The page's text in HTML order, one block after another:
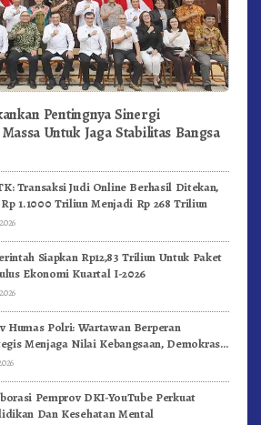
Pentingnya Sinergi
Untuk Jaga Stabilitas Bangsa
Transaksi Judi Online Berhasil Ditekan,
1.1000 Triliun Menjadi Rp 268 Triliun
Siapkan Rp12,83 Triliun Untuk Paket
Ekonomi Kuartal I-2026
Humas Polri: Wartawan Berperan
Menjaga Nilai Kebangsaan, Demokrasi,
Pemprov DKI-YouTube Perkuat
Dan Kesehatan Mental